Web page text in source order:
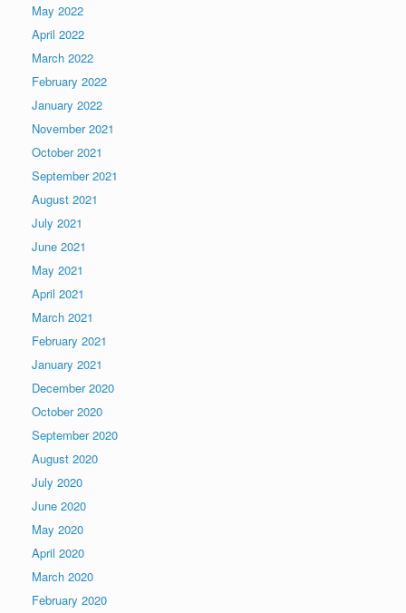
May 2022
April 2022
March 2022
February 2022
January 2022
November 2021
October 2021
September 2021
August 2021
July 2021
June 2021
May 2021
April 2021
March 2021
February 2021
January 2021
December 2020
October 2020
September 2020
August 2020
July 2020
June 2020
May 2020
April 2020
March 2020
February 2020